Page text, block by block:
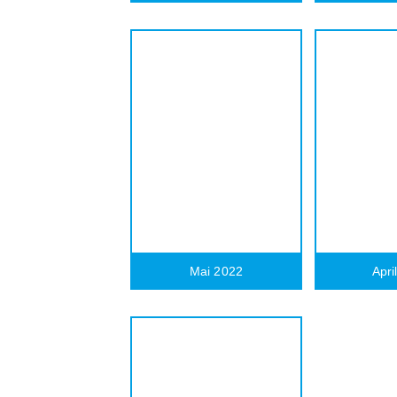
Mai 2022